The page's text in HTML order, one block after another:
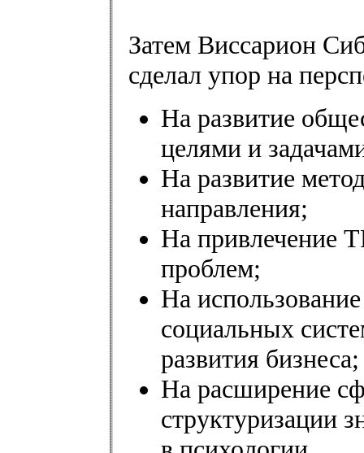
Затем Виссарион
сделал упор на
На развитие
целями и
На развитие
направления;
На привлечение
проблем;
На
социальных
развития бизнеса;
На расширение
структуризации